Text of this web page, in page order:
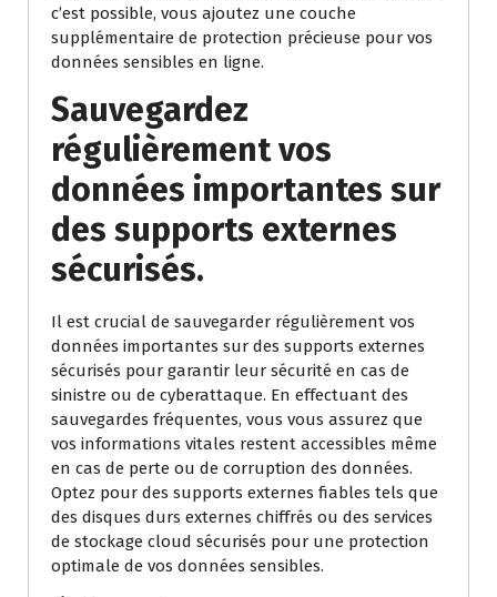
c’est possible, vous ajoutez une couche
supplémentaire de protection précieuse pour vos
données sensibles en ligne.
Sauvegardez
régulièrement vos
données importantes sur
des supports externes
sécurisés.
Il est crucial de sauvegarder régulièrement vos
données importantes sur des supports externes
sécurisés pour garantir leur sécurité en cas de
sinistre ou de cyberattaque. En effectuant des
sauvegardes fréquentes, vous vous assurez que
vos informations vitales restent accessibles même
en cas de perte ou de corruption des données.
Optez pour des supports externes fiables tels que
des disques durs externes chiffrés ou des services
de stockage cloud sécurisés pour une protection
optimale de vos données sensibles.